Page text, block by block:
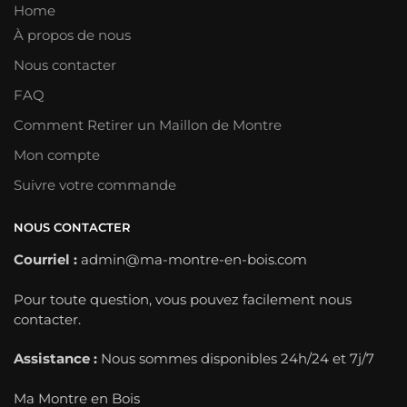
Home
À propos de nous
Nous contacter
FAQ
Comment Retirer un Maillon de Montre
Mon compte
Suivre votre commande
NOUS CONTACTER
Courriel : admin@ma-montre-en-bois.com
Pour toute question, vous pouvez facilement nous
contacter.
Assistance : Nous sommes disponibles 24h/24 et 7j/7
Ma Montre en Bois